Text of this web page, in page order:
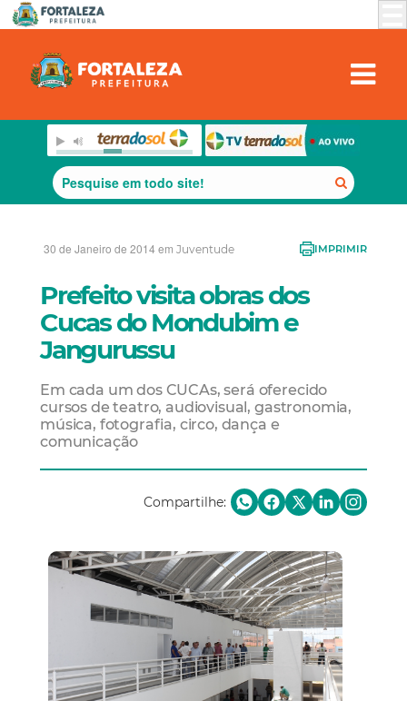
30 de Janeiro de 2014 em Juventude IMPRIMIR
Prefeito visita obras dos
Cucas do Mondubim e
Jangurussu
Em cada um dos CUCAs, será oferecido
cursos de teatro, audiovisual, gastronomia,
música, fotografia, circo, dança e
comunicação
Compartilhe: